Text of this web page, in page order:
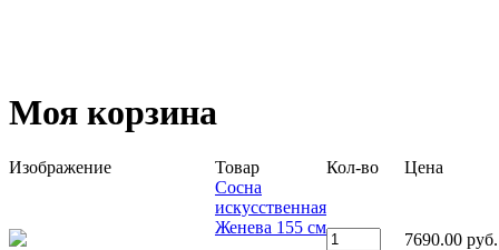
Моя корзина
Изображение Товар Кол-во
Цена
Сосна
искусственная
Женева 155 см
7690.00 руб.